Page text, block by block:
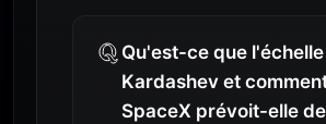
Qu'est-ce que
Kardashev et
SpaceX prévoit-elle de